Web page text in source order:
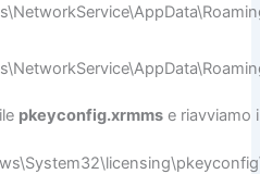
pkeyconfig.xrmms e riavviamo